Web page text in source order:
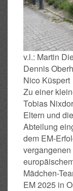
v.l.: Martin
Dennis
Nico Küspert
Zu einer
Tobias
Eltern und
Abteilung
dem EM-
Mädchen-
EM 2025 in